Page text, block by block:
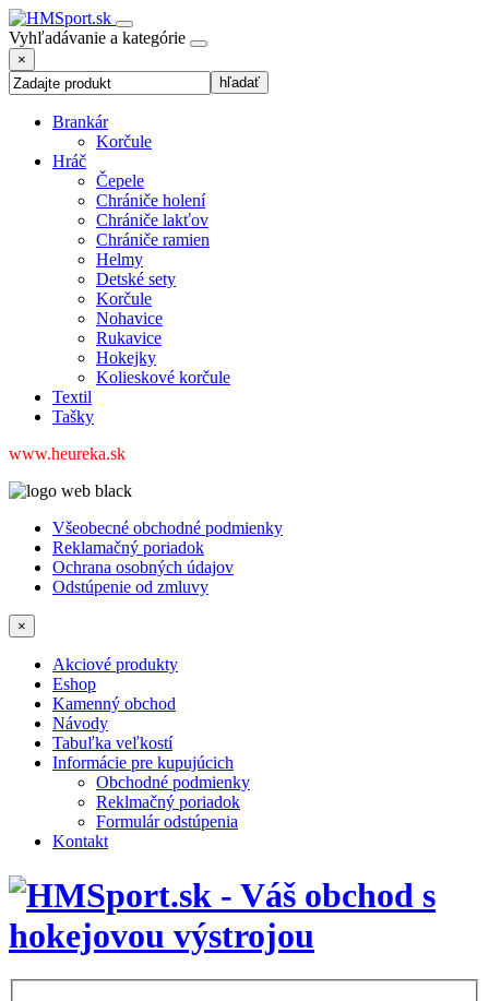
Vyhľadávanie a kategórie
×
Brankár
Korčule
Hráč
Čepele
Chrániče holení
Chrániče lakťov
Chrániče ramien
Helmy
Detské sety
Korčule
Nohavice
Rukavice
Hokejky
Kolieskové korčule
Textil
Tašky
www.heureka.sk
Všeobecné obchodné podmienky
Reklamačný poriadok
Ochrana osobných údajov
Odstúpenie od zmluvy
×
Akciové produkty
Eshop
Kamenný obchod
Návody
Tabuľka veľkostí
Informácie pre kupujúcich
Obchodné podmienky
Reklmačný poriadok
Formulár odstúpenia
Kontakt